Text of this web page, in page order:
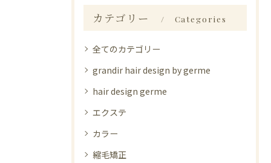
カテゴリー Categories
全てのカテゴリー
grandir hair design by germe
hair design germe
エクステ
カラー
縮毛矯正